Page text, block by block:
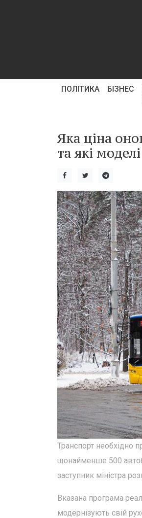
ПОЛІТИКА БІЗНЕС
Яка ціна
та які
Транспорт необхідно
щонайменше 500
заступник міністра
Вказана програма
модернізують свій